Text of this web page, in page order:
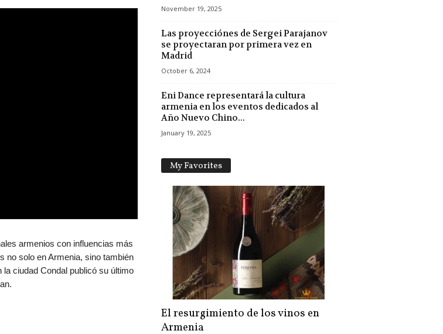
armenios con influencias más
no solo en Armenia, sino también
ciudad Condal publicó su último
November 19, 2025
Las proyecciónes de Sergei Parajanov
se proyectaran por primera vez en
Madrid
October 6, 2024
Eni Dance representará la cultura
armenia en los eventos dedicados al
Año Nuevo Chino...
January 19, 2025
My Favorites
El resurgimiento de los vinos en
Armenia